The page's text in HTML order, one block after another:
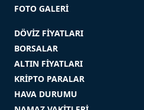
FOTO GALERİ
DÖVİZ FİYATLARI
BORSALAR
ALTIN FİYATLARI
KRİPTO PARALAR
HAVA DURUMU